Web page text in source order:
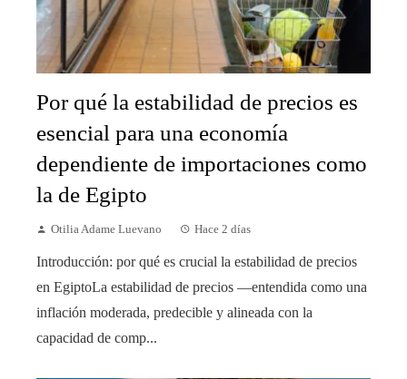
Por qué la estabilidad de precios es
esencial para una economía
dependiente de importaciones como
la de Egipto
Otilia Adame Luevano Hace 2 días
Introducción: por qué es crucial la estabilidad de precios
en EgiptoLa estabilidad de precios —entendida como una
inflación moderada, predecible y alineada con la
capacidad de comp...